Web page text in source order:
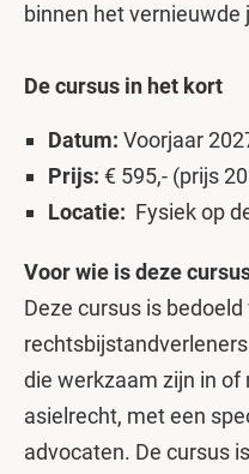
binnen het vernieuwde
De cursus in het kort
Datum: Voorjaar
Prijs: € 595,- (prijs
Locatie: Fysiek op
Voor wie is deze
Deze cursus is bedoeld
die werkzaam zijn in
asielrecht, met een
advocaten. De cursus